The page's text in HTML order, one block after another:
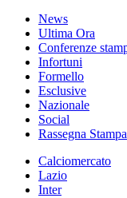
News
Ultima Ora
Conferenze
Infortuni
Formello
Esclusive
Nazionale
Social
Rassegna Stampa
Calciomercato
Lazio
Inter